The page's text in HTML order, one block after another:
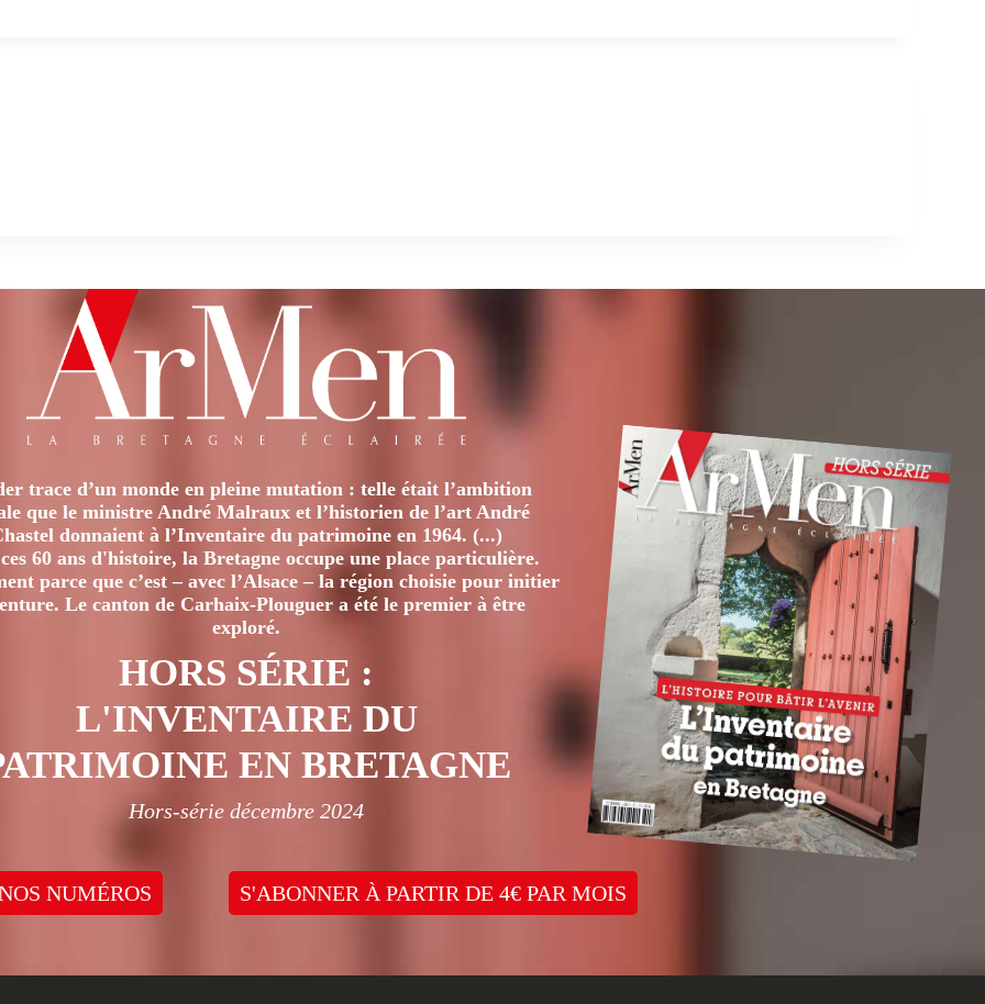
trace d’un monde en pleine mutation : telle était l’ambition
que le ministre André Malraux et l’historien de l’art André
donnaient à l’Inventaire du patrimoine en 1964. (...)
60 ans d'histoire, la Bretagne occupe une place particulière.
parce que c’est – avec l’Alsace – la région choisie pour initier
Le canton de Carhaix-Plouguer a été le premier à être
exploré.
HORS SÉRIE :
L'INVENTAIRE DU
EN BRETAGNE
Hors-série décembre 2024
NUMÉROS S'ABONNER À PARTIR DE 4€ PAR MOIS